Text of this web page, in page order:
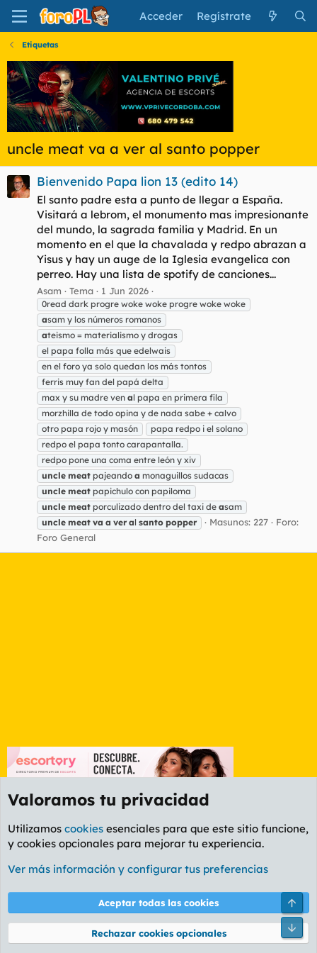
Acceder Regístrate
Etiquetas
uncle meat va a ver al santo popper
Bienvenido Papa lion 13 (edito 14)
El santo padre esta a punto de llegar a España.
Visitará a lebrom, el monumento mas impresionante
del mundo, la sagrada familia y Madrid. En un
momento en el que la chavalada y redpo abrazan a
Yisus y hay un auge de la Iglesia evangelica con
perreo. Hay una lista de spotify de canciones...
Asam Tema 1 Jun 2026
0read dark progre woke woke progre woke woke
asam y los números romanos
ateismo = materialismo y drogas
el papa folla más que edelwais
en el foro ya solo quedan los más tontos
ferris muy fan del papá delta
max y su madre ven al papa en primera fila
morzhilla de todo opina y de nada sabe + calvo
otro papa rojo y masón
papa redpo i el solano
redpo el papa tonto carapantalla.
redpo pone una coma entre león y xiv
uncle meat pajeando a monaguillos sudacas
uncle meat papichulo con papiloma
uncle meat porculizado dentro del taxi de asam
uncle meat va a ver al santo popper Masunos: 227
Foro:
Foro General
Etiquetas
Cookies
PL OLDSTYLE AMARILLO
Términos y reglas Política de privacidad Ayuda
Community platform by XenForo® © 2010-2026 XenForo Ltd.
Valoramos tu privacidad
Utilizamos cookies esenciales para que este sitio funcione,
y cookies opcionales para mejorar tu experiencia.
Ver más información y configurar tus preferencias
Aceptar todas las cookies
Rechazar cookies opcionales
Pie